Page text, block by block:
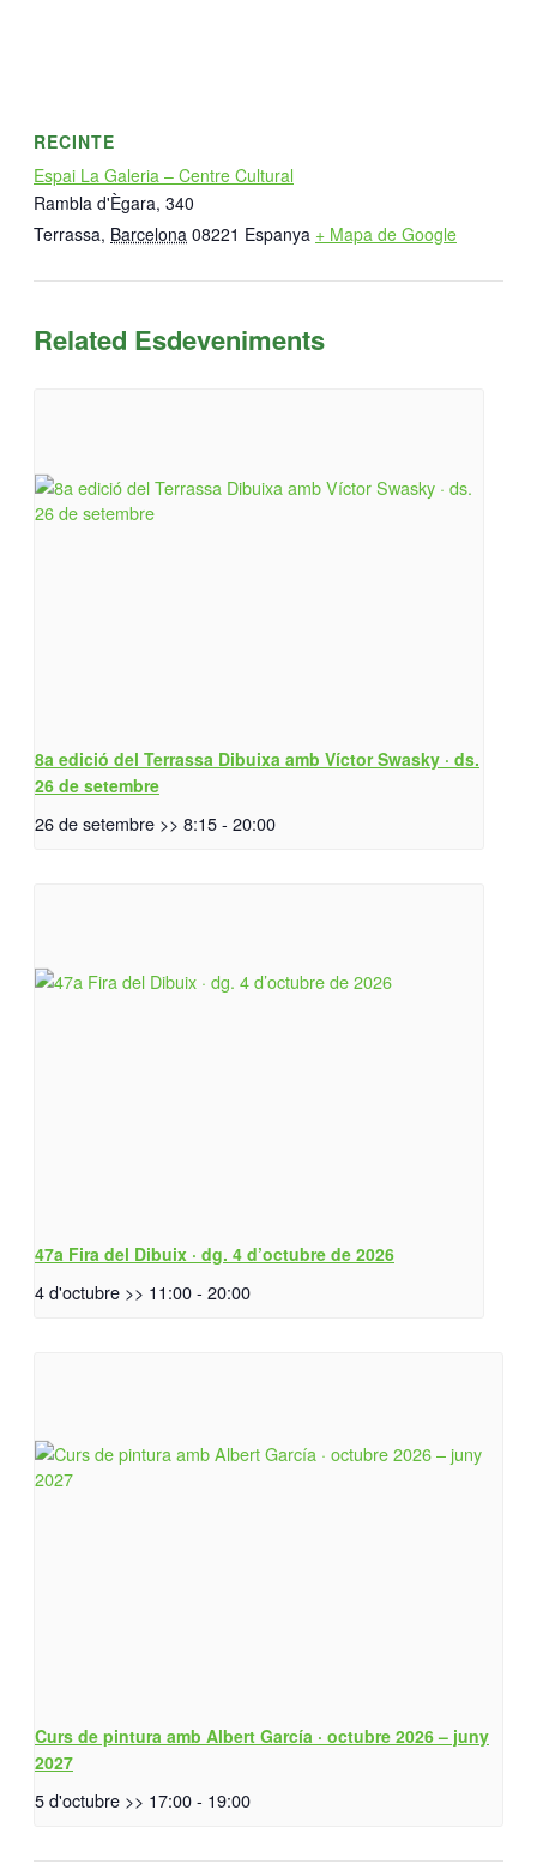
RECINTE
Espai La Galeria – Centre Cultural
Rambla d'Ègara, 340
Terrassa, Barcelona 08221 Espanya + Mapa de Google
Related Esdeveniments
8a edició del Terrassa Dibuixa amb Víctor Swasky · ds.
26 de setembre
26 de setembre >> 8:15- 20:00
47a Fira del Dibuix · dg. 4 d’octubre de 2026
4 d'octubre >> 11:00- 20:00
Curs de pintura amb Albert García · octubre 2026 – juny
2027
5 d'octubre >> 17:00- 19:00